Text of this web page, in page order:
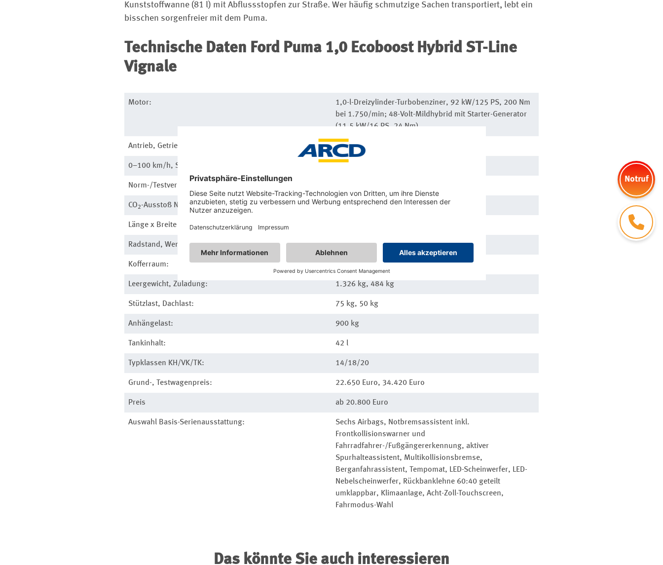
Kunststoffwanne (81 l) mit Abflussstopfen zur Straße. Wer häufig schmutzige Sachen transportiert, lebt ein
bisschen sorgenfreier mit dem Puma.
Technische Daten Ford Puma 1,0 Ecoboost Hybrid ST-Line
Vignale
Motor:
1,0-l-Dreizylinder-Turbobenziner, 92 kW/125 PS, 200 Nm
bei 1.750/min; 48-Volt-Mildhybrid mit Starter-Generator
(11,5 kW/16 PS, 24 Nm)
Antrieb, Getriebe: Front, Siebengang-Doppelkupplung
0–100 km/h, Spitze:
Norm-/Testverbrauch:
CO2-Ausstoß Norm/Test: 141 (WLTP)/169 g/km
Länge x Breite x Höhe:
Radstand, Wendekreis: 2,59 m, 10,6 m
Kofferraum: 456–1.216 l
Leergewicht, Zuladung: 1.326 kg, 484 kg
Stützlast, Dachlast: 75 kg, 50 kg
Anhängelast: 900 kg
Tankinhalt: 42 l
Typklassen KH/VK/TK: 14/18/20
Grund-, Testwagenpreis: 22.650 Euro, 34.420 Euro
Preis ab 20.800 Euro
Auswahl Basis-Serienausstattung:
Sechs Airbags, Notbremsassistent inkl.
Frontkollisionswarner und
Fahrradfahrer-/Fußgängererkennung, aktiver
Spurhalteassistent, Multikollisionsbremse,
Berganfahrassistent, Tempomat, LED-Scheinwerfer, LED-
Nebelscheinwerfer, Rückbanklehne 60:40 geteilt
umklappbar, Klimaanlage, Acht-Zoll-Touchscreen,
Fahrmodus-Wahl
Das könnte Sie auch interessieren
Notruf
Kontakt